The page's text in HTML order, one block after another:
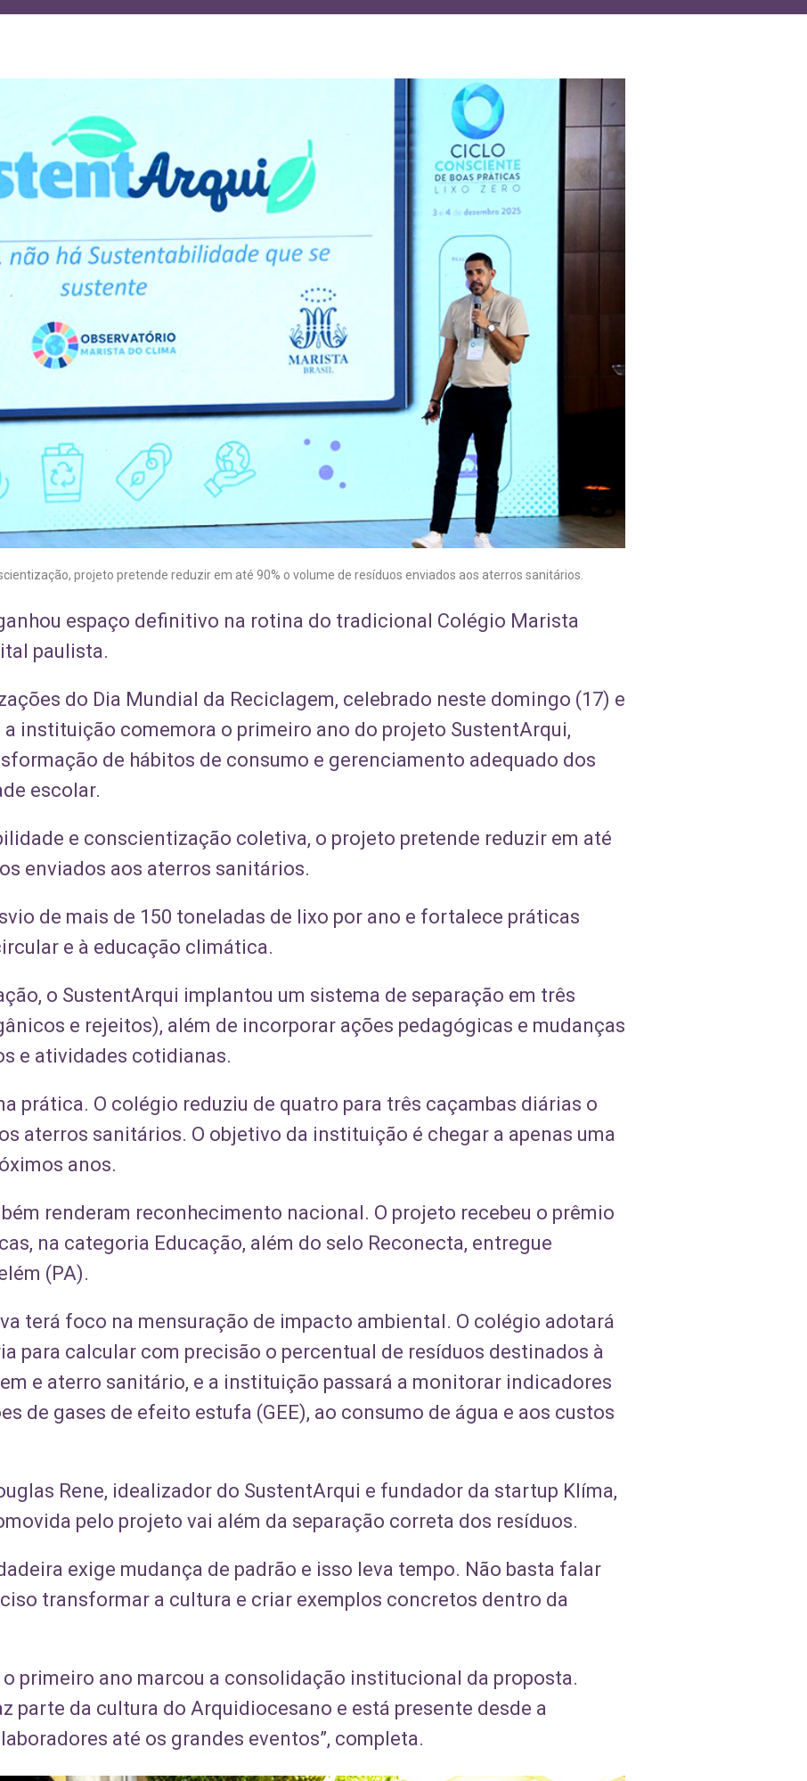
projeto pretende reduzir em até 90% o volume de resíduos enviados aos aterros sanitários.
espaço definitivo na rotina do tradicional Colégio Marista
paulista.
do Dia Mundial da Reciclagem, celebrado neste domingo (17) e
a instituição comemora o primeiro ano do projeto SustentArqui,
de hábitos de consumo e gerenciamento adequado dos
escolar.
e conscientização coletiva, o projeto pretende reduzir em até
enviados aos aterros sanitários.
de mais de 150 toneladas de lixo por ano e fortalece práticas
e à educação climática.
o SustentArqui implantou um sistema de separação em três
e rejeitos), além de incorporar ações pedagógicas e mudanças
e atividades cotidianas.
prática. O colégio reduziu de quatro para três caçambas diárias o
aterros sanitários. O objetivo da instituição é chegar a apenas uma
anos.
renderam reconhecimento nacional. O projeto recebeu o prêmio
na categoria Educação, além do selo Reconecta, entregue
(PA).
terá foco na mensuração de impacto ambiental. O colégio adotará
para calcular com precisão o percentual de resíduos destinados à
e aterro sanitário, e a instituição passará a monitorar indicadores
de gases de efeito estufa (GEE), ao consumo de água e aos custos
Rene, idealizador do SustentArqui e fundador da startup Klíma,
pelo projeto vai além da separação correta dos resíduos.
exige mudança de padrão e isso leva tempo. Não basta falar
transformar a cultura e criar exemplos concretos dentro da
o primeiro ano marcou a consolidação institucional da proposta.
parte da cultura do Arquidiocesano e está presente desde a
até os grandes eventos”, completa.